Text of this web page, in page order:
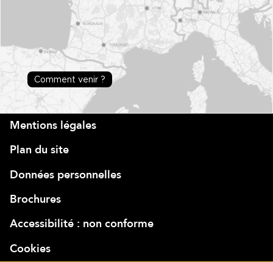
Comment venir ?
Mentions légales
Plan du site
Données personnelles
Brochures
Accessibilité : non conforme
Cookies